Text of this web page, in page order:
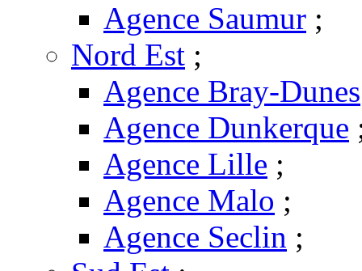
Agence Saumur ;
Nord Est ;
Agence Bray-Dunes
Agence Dunkerque
Agence Lille ;
Agence Malo ;
Agence Seclin ;